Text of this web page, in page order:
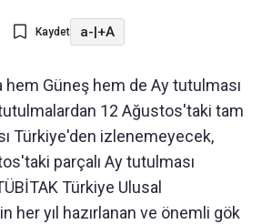
Kaydet a-|+A
hem Güneş hem de Ay tutulması
12 Ağustos'taki tam
Türkiye'den izlenemeyecek,
parçalı Ay tutulması
Türkiye Ulusal
her yıl hazırlanan ve önemli gök